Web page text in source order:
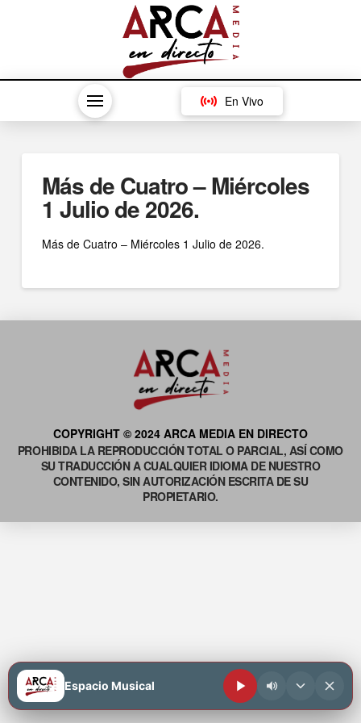
En Vivo
Más de Cuatro – Miércoles
1 Julio de 2026.
Más de Cuatro – Miércoles 1 Julio de 2026.
COPYRIGHT © 2024 ARCA MEDIA EN DIRECTO
PROHIBIDA LA REPRODUCCIÓN TOTAL O PARCIAL, ASÍ COMO
SU TRADUCCIÓN A CUALQUIER IDIOMA DE NUESTRO
CONTENIDO, SIN AUTORIZACIÓN ESCRITA DE SU
PROPIETARIO.
Espacio Musical